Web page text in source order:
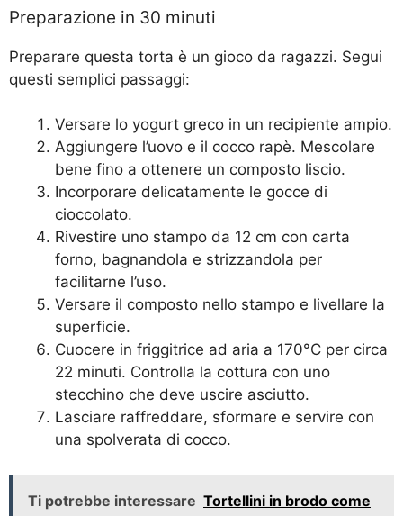
Preparazione in 30 minuti
Preparare questa torta è un gioco da ragazzi. Segui
questi semplici passaggi:
Versare lo yogurt greco in un recipiente ampio.
Aggiungere l’uovo e il cocco rapè. Mescolare
bene fino a ottenere un composto liscio.
Incorporare delicatamente le gocce di
cioccolato.
Rivestire uno stampo da 12 cm con carta
forno, bagnandola e strizzandola per
facilitarne l’uso.
Versare il composto nello stampo e livellare la
superficie.
Cuocere in friggitrice ad aria a 170°C per circa
22 minuti. Controlla la cottura con uno
stecchino che deve uscire asciutto.
Lasciare raffreddare, sformare e servire con
una spolverata di cocco.
Ti potrebbe interessare Tortellini in brodo come